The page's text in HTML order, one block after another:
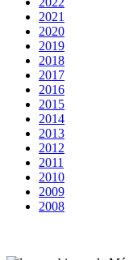
2021
2020
2019
2018
2017
2016
2015
2014
2013
2012
2011
2010
2009
2008